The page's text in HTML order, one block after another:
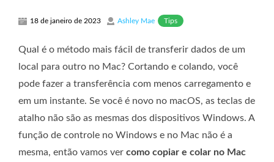
18 de janeiro de 2023 Ashley Mae Tips
Qual é o método mais fácil de transferir dados de um
local para outro no Mac? Cortando e colando, você
pode fazer a transferência com menos carregamento e
em um instante. Se você é novo no macOS, as teclas de
atalho não são as mesmas dos dispositivos Windows. A
função de controle no Windows e no Mac não é a
mesma, então vamos ver como copiar e colar no Mac